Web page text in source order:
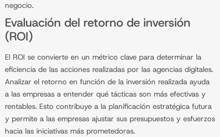
negocio.
Evaluación del retorno de inversión
(ROI)
El ROI se convierte en un métrico clave para determinar la
eficiencia de las acciones realizadas por las agencias digitales.
Analizar el retorno en función de la inversión realizada ayuda
a las empresas a entender qué tácticas son más efectivas y
rentables. Esto contribuye a la planificación estratégica futura
y permite a las empresas ajustar sus presupuestos y esfuerzos
hacia las iniciativas más prometedoras.